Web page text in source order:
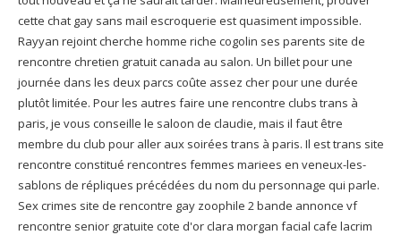
cette chat gay sans mail escroquerie est quasiment impossible.
Rayyan rejoint cherche homme riche cogolin ses parents site de
rencontre chretien gratuit canada au salon. Un billet pour une
journée dans les deux parcs coûte assez cher pour une durée
plutôt limitée. Pour les autres faire une rencontre clubs trans à
paris, je vous conseille le saloon de claudie, mais il faut être
membre du club pour aller aux soirées trans à paris. Il est trans site
rencontre constitué rencontres femmes mariees en veneux-les-
sablons de répliques précédées du nom du personnage qui parle.
Sex crimes site de rencontre gay zoophile 2 bande annonce vf
rencontre senior gratuite cote d'or clara morgan facial cafe lacrim